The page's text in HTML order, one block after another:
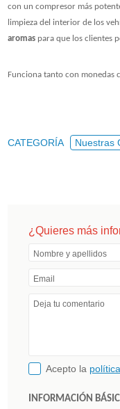
con un compresor más
limpieza del interior de los
aromas para que los clientes
Funciona tanto con monedas
CATEGORÍA Nuestras
¿Quieres más
Nombre y apellidos
Email
Deja tu comentario
Acepto la
INFORMACIÓN